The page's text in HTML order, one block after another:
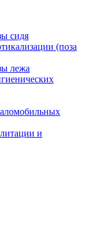
сидя
(поза
лежа
и